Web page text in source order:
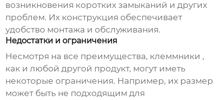
возникновения коротких замыканий и других
проблем. Их конструкция обеспечивает
удобство монтажа и обслуживания.
Недостатки и ограничения
Несмотря на все преимущества, клеммники ,
как и любой другой продукт, могут иметь
некоторые ограничения. Например, их размер
может быть не подходящим для